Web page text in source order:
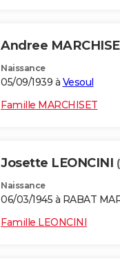
Andree
Naissance
05/09/1939 à Vesoul
Famille MARCHISET
Josette LEONCINI
Naissance
06/03/1945 à RABAT
Famille LEONCINI